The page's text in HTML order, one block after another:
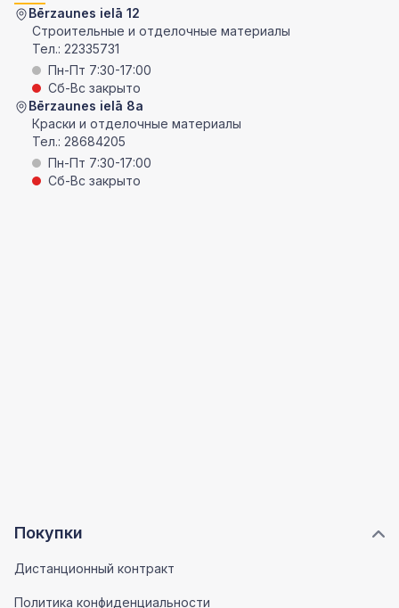
Покупки
Дистанционный контракт
Политика конфиденциальности
Bērzaunes ielā 12
Строительные и отделочные материалы
Тел.: 22335731
Пн-Пт 7:30-17:00
Сб-Вс закрыто
Bērzaunes ielā 8a
Краски и отделочные материалы
Тел.: 28684205
Пн-Пт 7:30-17:00
Сб-Вс закрыто